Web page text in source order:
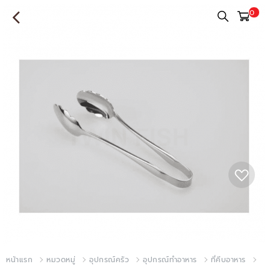
0
หน้าแรก หมวดหมู่ อุปกรณ์ครัว อุปกรณ์ทำอาหาร
ที่คีบอาหาร